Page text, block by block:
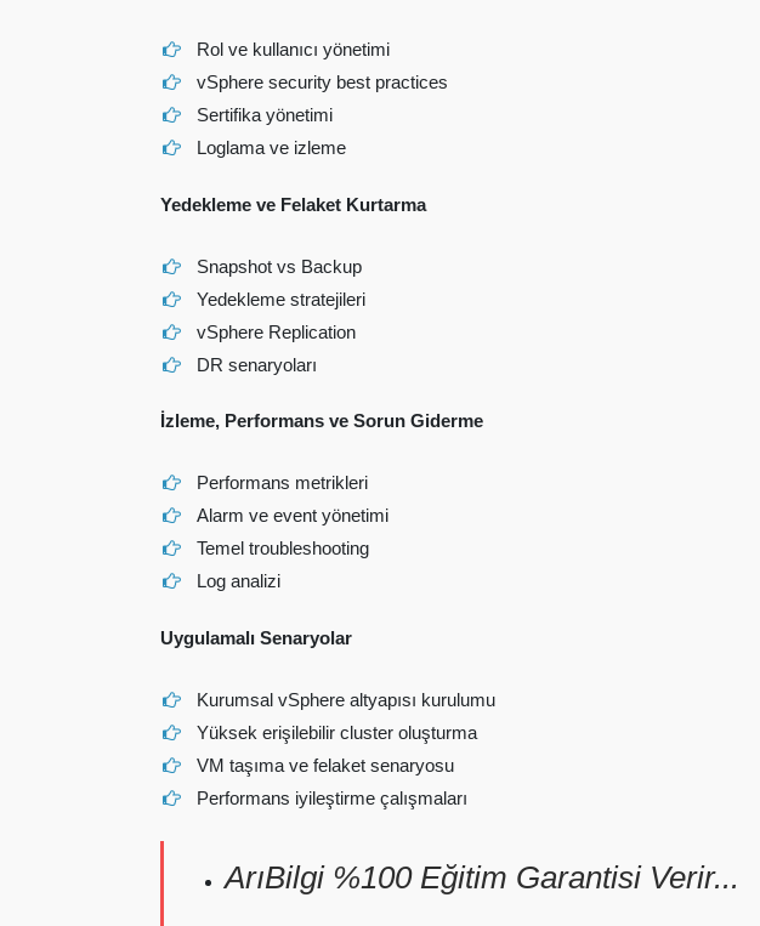
Rol ve kullanıcı yönetimi
vSphere security best practices
Sertifika yönetimi
Loglama ve izleme
Yedekleme ve Felaket Kurtarma
Snapshot vs Backup
Yedekleme stratejileri
vSphere Replication
DR senaryoları
İzleme, Performans ve Sorun Giderme
Performans metrikleri
Alarm ve event yönetimi
Temel troubleshooting
Log analizi
Uygulamalı Senaryolar
Kurumsal vSphere altyapısı kurulumu
Yüksek erişilebilir cluster oluşturma
VM taşıma ve felaket senaryosu
Performans iyileştirme çalışmaları
ArıBilgi %100 Eğitim Garantisi Verir...